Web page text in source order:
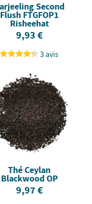
Second
Flush FTGFOP1
Risheehat
9,93 €
3 avis
Thé Ceylan
Blackwood OP
9,97 €